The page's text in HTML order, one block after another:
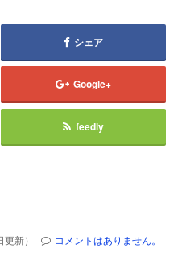
シェア
Google+
feedly
更新）
コメントはありません。